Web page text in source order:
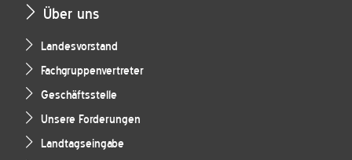
Über uns
Landesvorstand
Fachgruppenvertreter
Geschäftsstelle
Unsere Forderungen
Landtagseingabe